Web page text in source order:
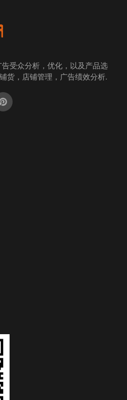
受众分析，优化，以及产品选
货，店铺管理，广告绩效分析.